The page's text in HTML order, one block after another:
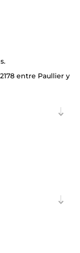
entre Paullier y